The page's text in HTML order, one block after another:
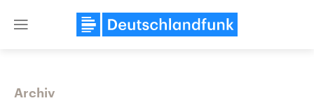
Close
Archiv